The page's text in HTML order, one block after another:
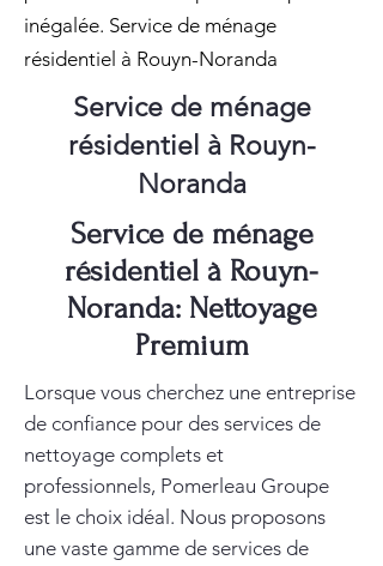
inégalée. Service de ménage
résidentiel à Rouyn-Noranda
Service de ménage
résidentiel à Rouyn-
Noranda
Service de ménage
résidentiel à Rouyn-
Noranda: Nettoyage
Premium
Lorsque vous cherchez une entreprise
de confiance pour des services de
nettoyage complets et
professionnels, Pomerleau Groupe
est le choix idéal. Nous proposons
une vaste gamme de services de